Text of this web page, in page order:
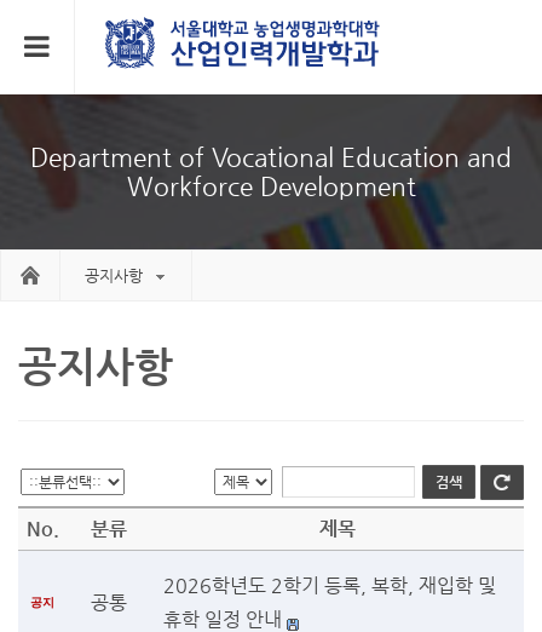
Department of Vocational Education and
Workforce Development
공지사항
공지사항
No. 분류 제목
공지 공통
2026학년도 2학기 등록, 복학, 재입학 및
휴학 일정 안내